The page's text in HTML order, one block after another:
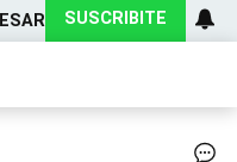
SUSCRIBITE